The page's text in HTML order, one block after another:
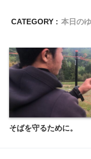
CATEGORY : 本日の
そばを守るために。